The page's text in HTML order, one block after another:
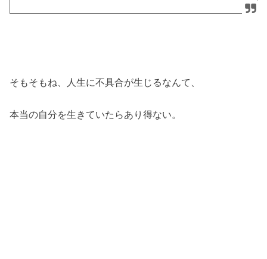
そもそもね、人生に不具合が生じるなんて、
本当の自分を生きていたらあり得ない。